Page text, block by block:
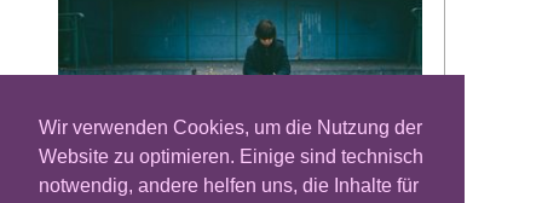
Wir verwenden Cookies, um die Nutzung der
Website zu optimieren. Einige sind technisch
notwendig, andere helfen uns, die Inhalte für